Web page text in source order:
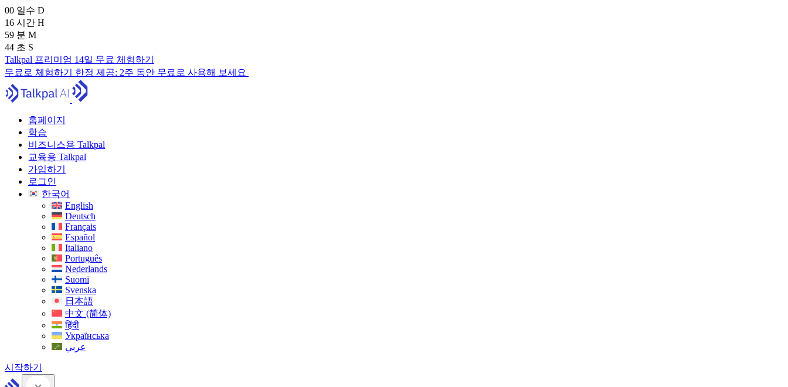
00 일수 D
16 시간 H
59 분 M
43 초 S
Talkpal 프리미엄 14일 무료 체험하기
무료로 체험하기 한정 제공: 2주 동안 무료로 사용해 보세요
홈페이지
학습
비즈니스용 Talkpal
교육용 Talkpal
가입하기
로그인
한국어
English
Deutsch
Français
Español
Italiano
Português
Nederlands
Suomi
Svenska
日本語
中文 (简体)
हिंदी
Українська
عربي
시작하기